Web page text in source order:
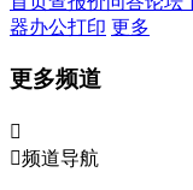
器办公打印 更多
更多频道

频道导航